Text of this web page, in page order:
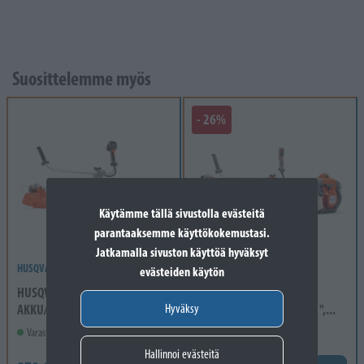
Käytämme tällä sivustolla evästeitä
parantaaksemme käyttökokemustasi.
Jatkamalla sivuston käyttöä hyväksyt
evästeiden käytön
Hyväksy
Hallinnoi evästeitä
Suosittelemme myös
HUSQVARNA
HUSQVARNA 535IRXT, EI
AKKU/LATURI, MULTI 300-3,...
Varastossa
- 26%
HUSQVARNA
HUSQVARNA 336FR, T35,
MULTI 300-3 1", 200-22 1",...
Varastossa